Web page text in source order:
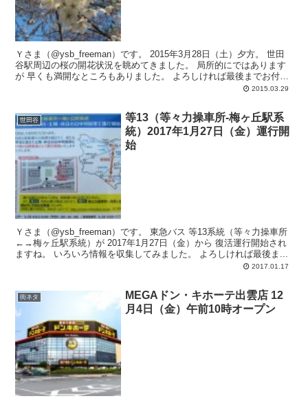
Ｙさま（@ysb_freeman）です。 2015年3月28日（土）夕方。 世田
谷駅周辺の桜の開花状況を眺めてきました。 局所的にではあります
が 早くも満開なところもありました。 よろしければ最後までお付
2015.03.29
世田谷
等13（等々力操車所-梅ヶ丘駅系
統）2017年1月27日（金）運行開
始
Ｙさま（@ysb_freeman）です。 東急バス 等13系統（等々力操車所
←→梅ヶ丘駅系統）が 2017年1月27日（金）から 復活運行開始され
ますね。 いろいろ情報を収集してみました。 よろしければ最後ま...
2017.01.17
街ネタ
MEGAドン・キホーテ出雲店 12
月4日（金）午前10時オープン